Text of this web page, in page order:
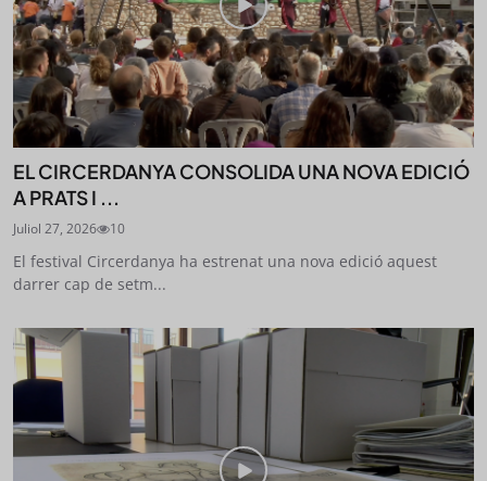
EL CIRCERDANYA CONSOLIDA UNA NOVA EDICIÓ
A PRATS I ...
Juliol 27, 2026 10
El festival Circerdanya ha estrenat una nova edició aquest
darrer cap de setm...